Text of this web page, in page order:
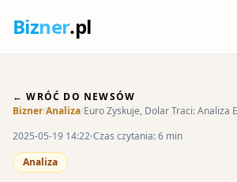
Bizner.pl
← WRÓĆ DO NEWSÓW
Bizner/Analiza/Euro Zyskuje, Dolar Traci: Analiza
2025-05-19 14:22 Czas czytania: 6 min
Analiza